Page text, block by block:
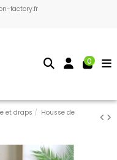
factory.fr
0
et draps
Housse de